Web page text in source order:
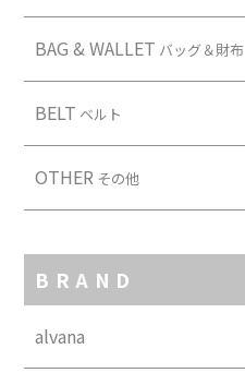
BAG & WALLET バッグ＆財布
BELT ベルト
OTHER その他
BRAND
alvana